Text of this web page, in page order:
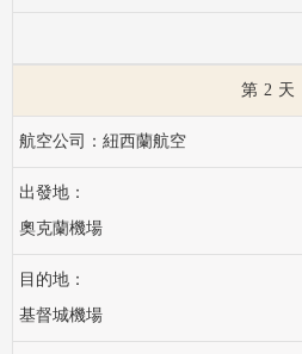
2
紐西蘭航空
奧克蘭機場
基督城機場